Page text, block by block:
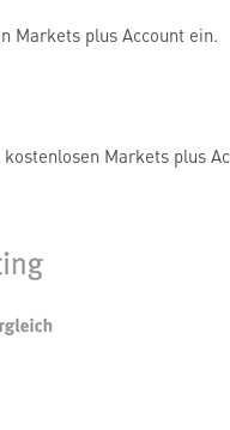
Markets plus Account ein.
Markets plus